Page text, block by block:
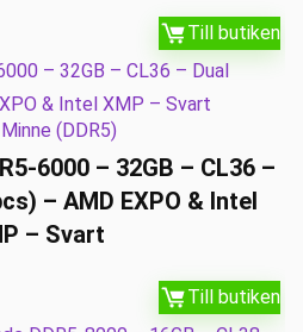
Till butiken
(DDR5)
6000 – 32GB – CL36 –
– AMD EXPO & Intel
– Svart
Till butiken